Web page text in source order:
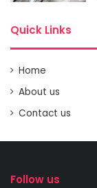
Quick Links
Home
About us
Contact us
Follow us